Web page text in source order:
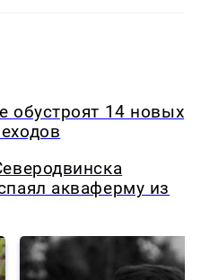
обустроят 14 новых
акваферму из